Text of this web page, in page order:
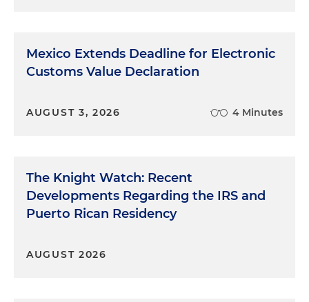
Mexico Extends Deadline for Electronic
Customs Value Declaration
AUGUST 3, 2026 4 Minutes
The Knight Watch: Recent
Developments Regarding the IRS and
Puerto Rican Residency
AUGUST 2026